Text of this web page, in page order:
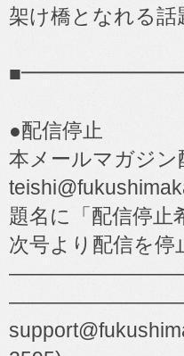
架け橋となれる
●配信停止
本メールマガジ
題名に「配信停
次号より配信を停